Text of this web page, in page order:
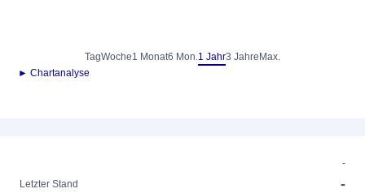
TagWoche1 Monat6 Mon.1 Jahr3 Jahre Max.
► Chartanalyse
-
Letzter Stand
-